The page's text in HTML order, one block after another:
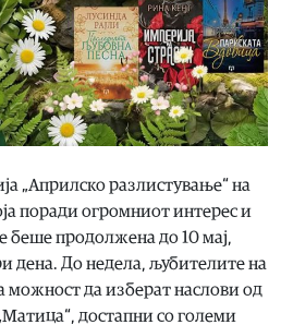
„Априлско разлистување“ на
поради огромниот интерес и
беше продолжена до 10 мај,
дена. До недела, љубителите на
можност да изберат наслови од
достапни со големи